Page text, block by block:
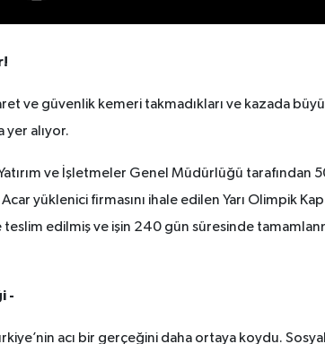
ve güvenlik kemeri takmadıkları ve kazada
yer alıyor.
ve İşletmeler Genel Müdürlüğü tarafından
yüklenici firmasını ihale edilen Yarı Olimpik
edilmiş ve işin 240 gün süresinde
-
acı bir gerçeğini daha ortaya koydu.